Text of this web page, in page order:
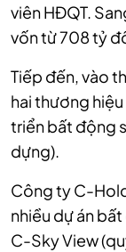
viên HĐQT.
vốn từ 708 tỷ
Tiếp đến, vào
hai thương
triển bất động
dựng).
Công ty C-
nhiều dự án
C-Sky View